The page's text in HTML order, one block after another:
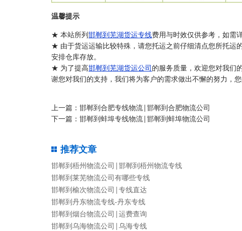
温馨提示
★ 本站所列邯郸到芜湖货运专线费用与时效仅供参考，如需
★ 由于货运运输比较特殊，请您托运之前仔细清点您所托运
安排仓库存放。
★ 为了提高邯郸到芜湖货运公司的服务质量，欢迎您对我们
谢您对我们的支持，我们将为客户的需求做出不懈的努力，
上一篇： 邯郸到合肥专线物流|邯郸到合肥物流公司
下一篇： 邯郸到蚌埠专线物流|邯郸到蚌埠物流公司
推荐文章
邯郸到梧州物流公司|邯郸到梧州物流专线
邯郸到莱芜物流公司有哪些专线
邯郸到榆次物流公司|专线直达
邯郸到丹东物流专线-丹东专线
邯郸到烟台物流公司|运费查询
邯郸到乌海物流公司|乌海专线